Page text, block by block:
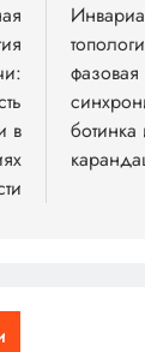
в
фазовая
ботинка